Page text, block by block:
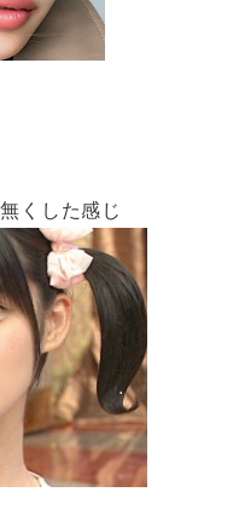
くした感じ